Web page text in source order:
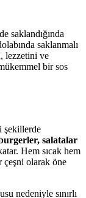
saklandığında
saklanmalı
lezzetini ve
bir sos
şekillerde
salatalar
Hem sıcak hem
çeşni olarak öne
nedeniyle sınırlı